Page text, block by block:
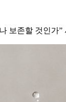
보존할 것인가”